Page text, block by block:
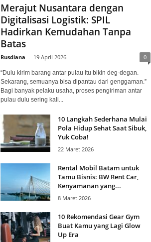
Merajut Nusantara dengan
Digitalisasi Logistik: SPIL
Hadirkan Kemudahan Tanpa
Batas
Rusdiana - 19 April 2026 0
“Dulu kirim barang antar pulau itu bikin deg-degan.
Sekarang, semuanya bisa dipantau dari genggaman.”
Bagi banyak pelaku usaha, proses pengiriman antar
pulau dulu sering kali...
10 Langkah Sederhana Mulai
Pola Hidup Sehat Saat Sibuk,
Yuk Coba!
22 Maret 2026
Rental Mobil Batam untuk
Tamu Bisnis: BW Rent Car,
Kenyamanan yang...
8 Maret 2026
10 Rekomendasi Gear Gym
Buat Kamu yang Lagi Glow
Up Era